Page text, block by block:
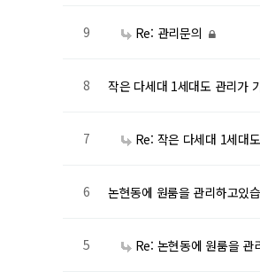
9 Re: 관리문의
8 작은 다세대 1세대도 관리가
7 Re: 작은 다세대 1세대
6 논현동에 원룸을 관리하고있
5 Re: 논현동에 원룸을 관